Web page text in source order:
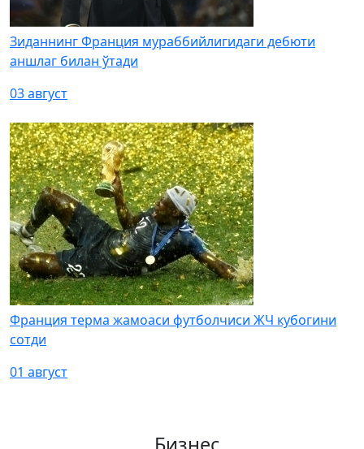
Зиданнинг Франция мураббийлигидаги дебюти
аншлаг билан ўтади
03 август
Франция терма жамоаси футболчиси ЖЧ кубогини
сотди
01 август